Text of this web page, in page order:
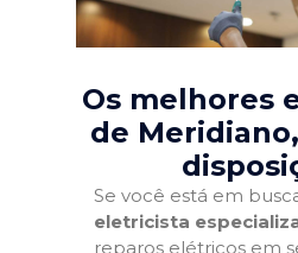
Os melhores
de
Se você está em
eletricista
reparos elétricos em